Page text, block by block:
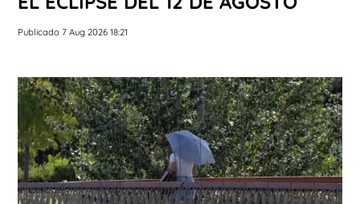
Publicado 7 Aug 2026 18:21